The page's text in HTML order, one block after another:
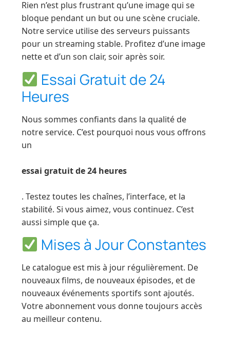
Rien n’est plus frustrant qu’une image qui se
bloque pendant un but ou une scène cruciale.
Notre service utilise des serveurs puissants
pour un streaming stable. Profitez d’une image
nette et d’un son clair, soir après soir.
Essai Gratuit de 24
Heures
Nous sommes confiants dans la qualité de
notre service. C’est pourquoi nous vous offrons
un
essai gratuit de 24 heures
. Testez toutes les chaînes, l’interface, et la
stabilité. Si vous aimez, vous continuez. C’est
aussi simple que ça.
Mises à Jour Constantes
Le catalogue est mis à jour régulièrement. De
nouveaux films, de nouveaux épisodes, et de
nouveaux événements sportifs sont ajoutés.
Votre abonnement vous donne toujours accès
au meilleur contenu.